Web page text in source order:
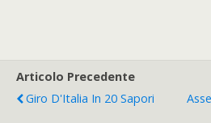
Articolo Precedente
Giro D'Italia In 20 Sapori